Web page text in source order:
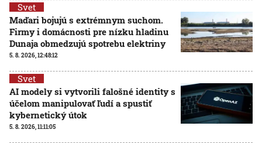
Svet
Maďari bojujú s extrémnym suchom.
Firmy i domácnosti pre nízku hladinu
Dunaja obmedzujú spotrebu elektriny
5. 8. 2026, 12:48:12
Svet
AI modely si vytvorili falošné identity s
účelom manipulovať ľudí a spustiť
kybernetický útok
5. 8. 2026, 11:11:05